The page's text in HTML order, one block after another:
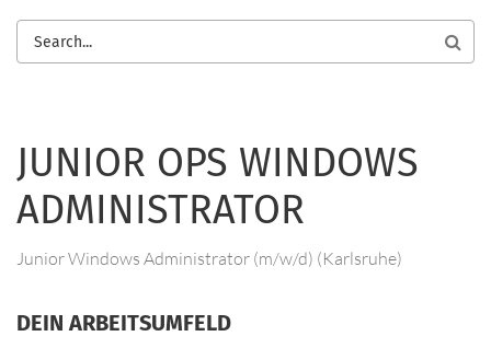
SEARCH
JUNIOR OPS WINDOWS
ADMINISTRATOR
Junior Windows Administrator (m/w/d) (Karlsruhe)
DEIN ARBEITSUMFELD